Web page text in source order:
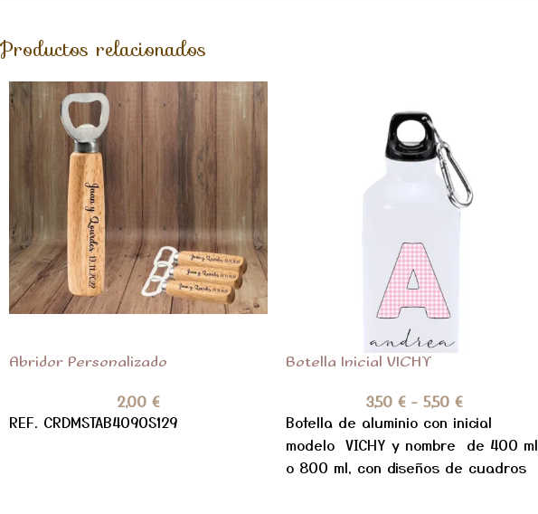
Productos relacionados
Abridor Personalizado
2,00€
REF. CRDMSTAB4090S129
Botella Inicial VICHY
3,50€ - 5,50€
Botella de aluminio con inicial
modelo VICHY y nombre de 400 ml
o 800 ml, con diseños de cuadros